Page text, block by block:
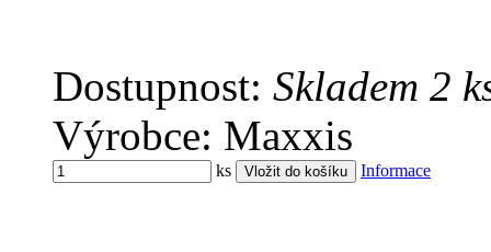
Dostupnost: Skladem 2
Výrobce: Maxxis
ks Informace